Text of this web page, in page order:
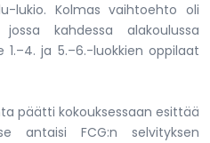
lukio. Kolmas vaihtoehto oli
kahdessa alakoulussa
ja 5.–6.-luokkien oppilaat
päätti kokouksessaan esittää
antaisi FCG:n selvityksen